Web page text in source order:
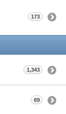
173
1,343
69